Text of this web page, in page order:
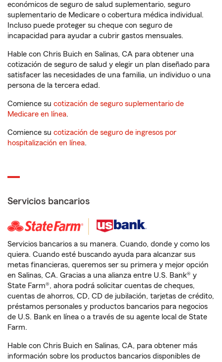
económicos de seguro de salud suplementario, seguro
suplementario de Medicare o cobertura médica individual.
Incluso puede proteger su cheque con seguro de
incapacidad para ayudar a cubrir gastos mensuales.
Hable con Chris Buich en Salinas, CA para obtener una
cotización de seguro de salud y elegir un plan diseñado para
satisfacer las necesidades de una familia, un individuo o una
persona de la tercera edad.
Comience su cotización de seguro suplementario de
Medicare en línea.
Comience su cotización de seguro de ingresos por
hospitalización en línea.
Servicios bancarios
Servicios bancarios a su manera. Cuando, donde y como los
quiera. Cuando esté buscando ayuda para alcanzar sus
metas financieras, queremos ser su primera y mejor opción
en Salinas, CA. Gracias a una alianza entre U.S. Bank® y
State Farm®, ahora podrá solicitar cuentas de cheques,
cuentas de ahorros, CD, CD de jubilación, tarjetas de crédito,
préstamos personales y productos bancarios para negocios
de U.S. Bank en línea o a través de su agente local de State
Farm.
Hable con Chris Buich en Salinas, CA, para obtener más
información sobre los productos bancarios disponibles de